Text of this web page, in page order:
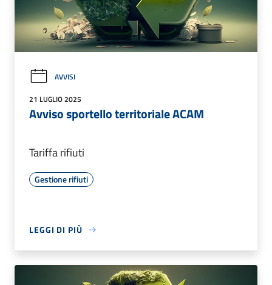
AVVISI
21 LUGLIO 2025
Avviso sportello territoriale ACAM
Tariffa rifiuti
Gestione rifiuti
LEGGI DI PIÙ